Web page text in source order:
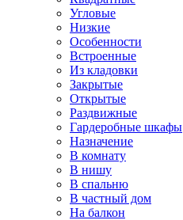
Угловые
Низкие
Особенности
Встроенные
Из кладовки
Закрытые
Открытые
Раздвижные
Гардеробные шкафы
Назначение
В комнату
В нишу
В спальню
В частный дом
На балкон